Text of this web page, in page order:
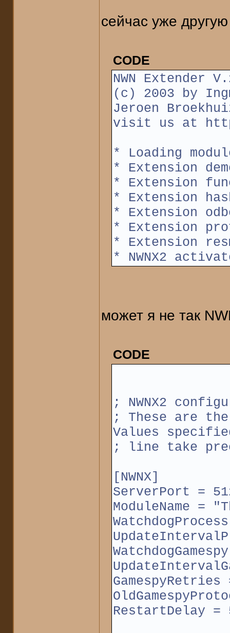
сейчас уже
CODE
NWN Extender
(c) 2003 by
Jeroen
visit us at
* Loading
* Extension
* Extension
* Extension
* Extension
* Extension
* Extension
* NWNX2
может я не так
CODE
; NWNX2
; These are
Values
; line take
[NWNX]
ServerPort =
ModuleName =
GamespyRetries
RestartDelay =